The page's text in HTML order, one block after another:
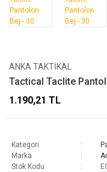
ANKA TAKTIKAL
Tactical Taclite
1.190,21 TL
Kategori
Marka
Stok Kodu